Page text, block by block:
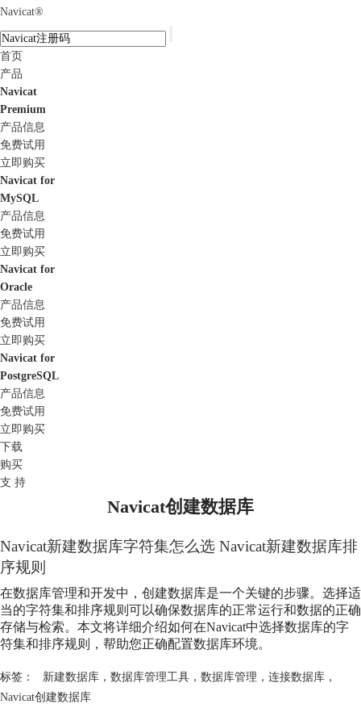
Navicat®
首页
产品
Navicat
Premium
产品信息
免费试用
立即购买
Navicat for
MySQL
产品信息
免费试用
立即购买
Navicat for
Oracle
产品信息
免费试用
立即购买
Navicat for
PostgreSQL
产品信息
免费试用
立即购买
下载
购买
支 持
Navicat创建数据库
Navicat新建数据库字符集怎么选 Navicat新建数据库排
序规则
在数据库管理和开发中，创建数据库是一个关键的步骤。选择适
当的字符集和排序规则可以确保数据库的正常运行和数据的正确
存储与检索。本文将详细介绍如何在Navicat中选择数据库的字
符集和排序规则，帮助您正确配置数据库环境。
标签： 新建数据库， 数据库管理工具， 数据库管理 ， 连接数据库，
Navicat创建数据库